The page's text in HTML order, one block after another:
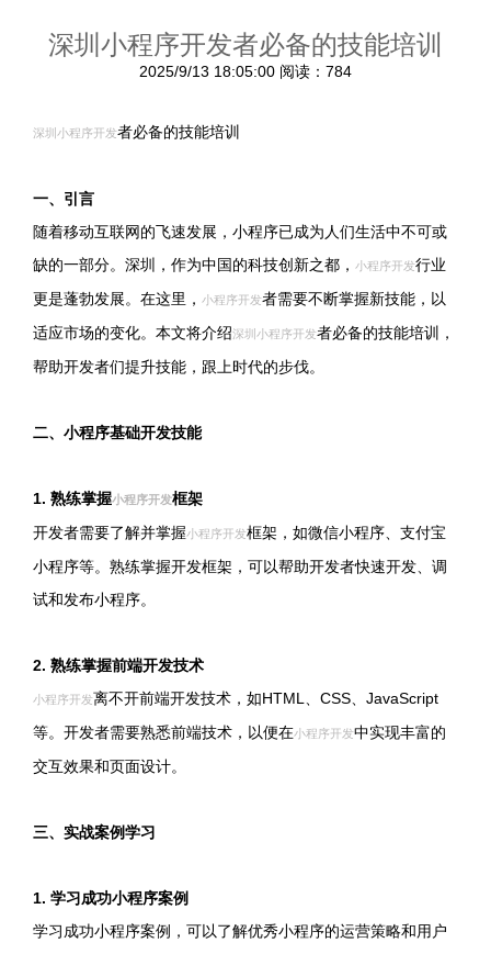
深圳小程序开发者必备的技能培训
2025/9/13 18:05:00 阅读：784
深圳小程序开发者必备的技能培训
一、引言
随着移动互联网的飞速发展，小程序已成为人们生活中不可或
缺的一部分。深圳，作为中国的科技创新之都， 小程序开发行业
更是蓬勃发展。在这里， 小程序开发者需要不断掌握新技能，以
适应市场的变化。本文将介绍深圳小程序开发者必备的技能培训，
帮助开发者们提升技能，跟上时代的步伐。
二、小程序基础开发技能
1. 熟练掌握小程序开发框架
开发者需要了解并掌握小程序开发框架，如微信小程序、支付宝
小程序等。熟练掌握开发框架，可以帮助开发者快速开发、调
试和发布小程序。
2. 熟练掌握前端开发技术
小程序开发离不开前端开发技术，如HTML、CSS、JavaScript
等。开发者需要熟悉前端技术，以便在小程序开发中实现丰富的
交互效果和页面设计。
三、实战案例学习
1. 学习成功小程序案例
学习成功小程序案例，可以了解优秀小程序的运营策略和用户